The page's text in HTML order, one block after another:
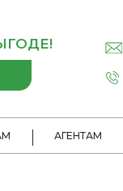
АГЕНТАМ